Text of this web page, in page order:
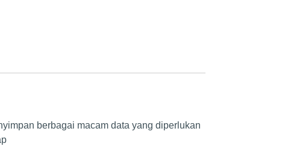
berbagai macam data yang diperlukan